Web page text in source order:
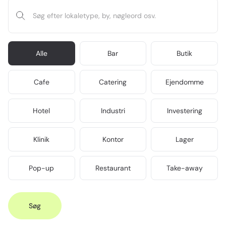
Alle Bar Butik
Cafe Catering Ejendomme
Hotel Industri Investering
Klinik Kontor Lager
Pop-up Restaurant Take-away
Søg